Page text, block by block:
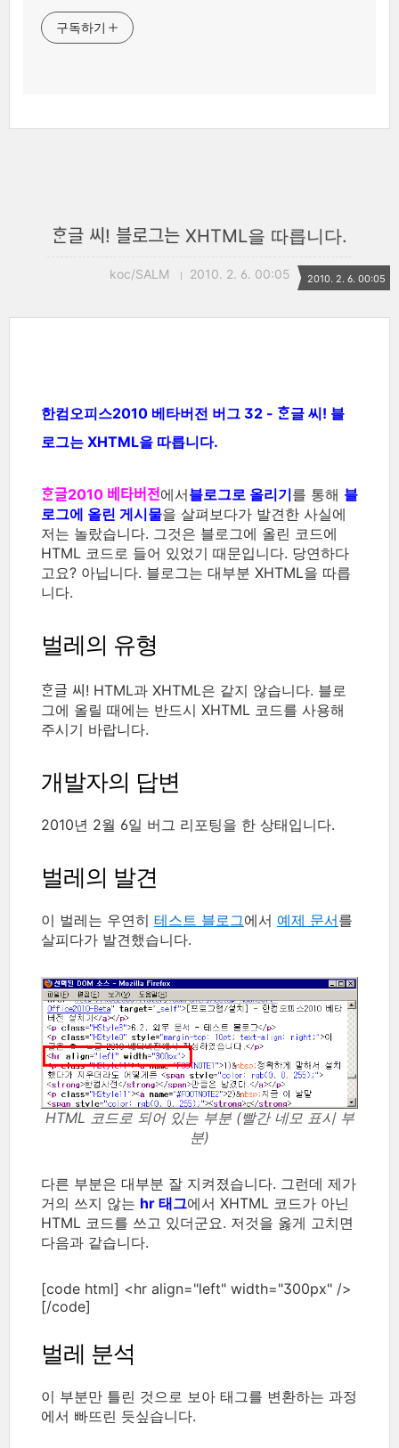
구독하기
ᄒᆞᆫ글 씨! 블로그는 XHTML을 따릅니다.
koc/SALM 2010. 2. 6. 00:05 2010. 2. 6. 00:05
한컴오피스2010 베타버전 버그 32 - ᄒᆞᆫ글 씨! 블
로그는 XHTML을 따릅니다.
ᄒᆞᆫ글2010 베타버전에서블로그로 올리기를 통해 블
로그에 올린 게시물을 살펴보다가 발견한 사실에
저는 놀랐습니다. 그것은 블로그에 올린 코드에
HTML 코드로 들어 있었기 때문입니다. 당연하다
고요? 아닙니다. 블로그는 대부분 XHTML을 따릅
니다.
벌레의 유형
ᄒᆞᆫ글 씨! HTML과 XHTML은 같지 않습니다. 블로
그에 올릴 때에는 반드시 XHTML 코드를 사용해
주시기 바랍니다.
개발자의 답변
2010년 2월 6일 버그 리포팅을 한 상태입니다.
벌레의 발견
이 벌레는 우연히 테스트 블로그에서 예제 문서를
살피다가 발견했습니다.
HTML 코드로 되어 있는 부분 (빨간 네모 표시 부
분)
다른 부분은 대부분 잘 지켜졌습니다. 그런데 제가
거의 쓰지 않는 hr 태그에서 XHTML 코드가 아닌
HTML 코드를 쓰고 있더군요. 저것을 옳게 고치면
다음과 같습니다.
[code html] <hr align="left" width="300px" />
[/code]
벌레 분석
이 부분만 틀린 것으로 보아 태그를 변환하는 과정
에서 빠뜨린 듯싶습니다.